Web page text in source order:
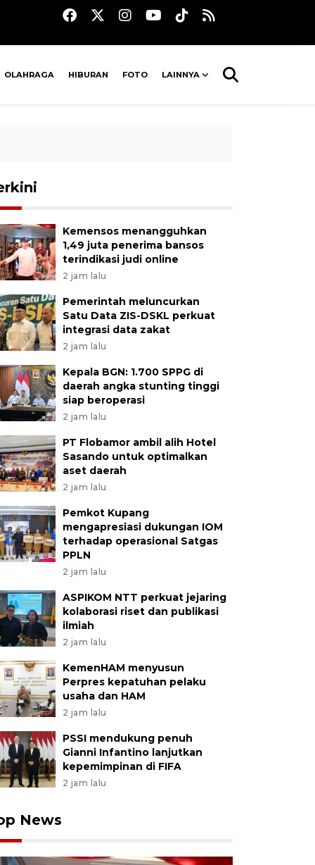
OLAHRAGA HIBURAN FOTO LAINNYA
Kemensos menangguhkan
1,49 juta penerima bansos
terindikasi judi online
2 jam lalu
Pemerintah meluncurkan
Satu Data ZIS-DSKL perkuat
integrasi data zakat
2 jam lalu
Kepala BGN: 1.700 SPPG di
daerah angka stunting tinggi
siap beroperasi
2 jam lalu
PT Flobamor ambil alih Hotel
Sasando untuk optimalkan
aset daerah
2 jam lalu
Pemkot Kupang
mengapresiasi dukungan IOM
terhadap operasional Satgas
PPLN
2 jam lalu
ASPIKOM NTT perkuat jejaring
kolaborasi riset dan publikasi
ilmiah
2 jam lalu
KemenHAM menyusun
Perpres kepatuhan pelaku
usaha dan HAM
2 jam lalu
PSSI mendukung penuh
Gianni Infantino lanjutkan
kepemimpinan di FIFA
2 jam lalu
News